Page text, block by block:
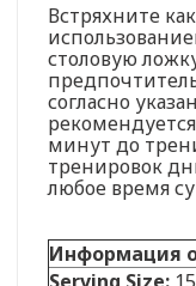
Встряхните
столовую
согласно
минут до
тренировок
любое время
Информация